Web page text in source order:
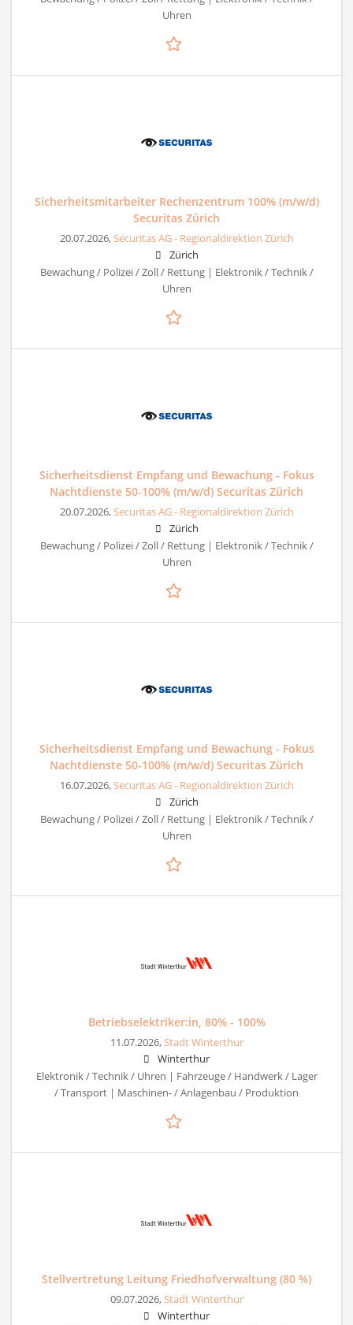
Uhren
Sicherheitsmitarbeiter Rechenzentrum 100% (m/w/d)
Securitas Zürich
20.07.2026,Securitas AG - Regionaldirektion Zürich
Zürich
Bewachung / Polizei / Zoll / Rettung | Elektronik / Technik /
Uhren
Sicherheitsdienst Empfang und Bewachung - Fokus
Nachtdienste 50-100% (m/w/d) Securitas Zürich
20.07.2026,Securitas AG - Regionaldirektion Zürich
Zürich
Bewachung / Polizei / Zoll / Rettung | Elektronik / Technik /
Uhren
Sicherheitsdienst Empfang und Bewachung - Fokus
Nachtdienste 50-100% (m/w/d) Securitas Zürich
16.07.2026,Securitas AG - Regionaldirektion Zürich
Zürich
Bewachung / Polizei / Zoll / Rettung | Elektronik / Technik /
Uhren
Betriebselektriker:in, 80% - 100%
11.07.2026,Stadt Winterthur
Winterthur
Elektronik / Technik / Uhren | Fahrzeuge / Handwerk / Lager
/ Transport | Maschinen- / Anlagenbau / Produktion
Stellvertretung Leitung Friedhofverwaltung (80 %)
09.07.2026,Stadt Winterthur
Winterthur